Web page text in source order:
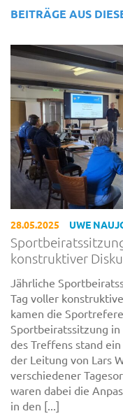
BEITRÄGE AUS
28.05.2025 UWE
konstruktiver
Jährliche
Tag voller
kamen die
Sportbeiratssitzung
des Treffens stand
der Leitung von Lars
verschiedener
waren dabei die
in den [...]